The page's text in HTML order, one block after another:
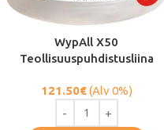
WypAll X50
Teollisuuspuhdistusliina
121.50€(Alv 0%)